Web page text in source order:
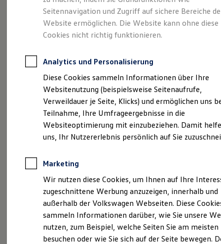
Gebrauchtwagen Leasing
Junge Gebrauchtwagen-Leasing
Elektroauto Leasing
Kleinwagen-Leasing
Leasing ohne Anzahlung
Autokredit mit Schlussrate
Versicherungen und Garantien
Kfz-Versicherung
Restschuldversicherungen
Garantien
Wartungsverträge
Geschäftskunden
Professional Class bei Volkswagen
Großkunden
Behörden
Anpfiff zum Gewinn
Elektroautos
ID. Tutorials
Elektrofahrzeugkonzepte
Reichweite
Reichweite der ID. Modelle
Reichweite im Winter
Mehr Raum für alle(s).
Der Tayron.
Probefahrt vereinbaren
Seitennavigation und Zugriff auf sichere Bereiche
Website ermöglichen. Die Website kann ohne diese
Cookies nicht richtig funktionieren.
Analytics und Personalisierung
Diese Cookies sammeln Informationen über Ihre
Websitenutzung (beispielsweise Seitenaufrufe,
Verweildauer je Seite, Klicks) und ermöglichen uns
Teilnahme, Ihre Umfrageergebnisse in die
Websiteoptimierung mit einzubeziehen. Damit
uns, Ihr Nutzererlebnis persönlich auf Sie
Marketing
Wir nutzen diese Cookies, um Ihnen auf Ihre
zugeschnittene Werbung anzuzeigen, innerhalb und
außerhalb der Volkswagen Webseiten. Diese
sammeln Informationen darüber, wie Sie unsere
nutzen, zum Beispiel, welche Seiten Sie am meisten
besuchen oder wie Sie sich auf der Seite bewegen.